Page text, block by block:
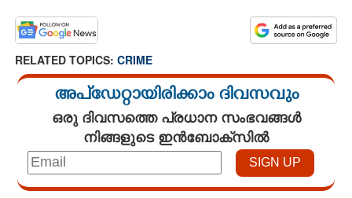
RELATED TOPICS: CRIME
അപ്ഡേറ്റായിരിക്കാം ദിവസവും
ഒരു ദിവസത്തെ പ്രധാന സംഭവങ്ങൾ
നിങ്ങളുടെ ഇൻബോക്സിൽ